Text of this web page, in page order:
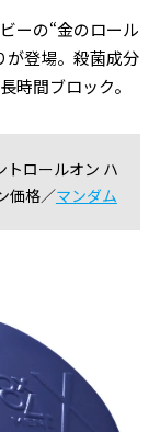
ーの“金のロール
が登場。殺菌成分
時間ブロック。
トロールオン ハ
価格／マンダム